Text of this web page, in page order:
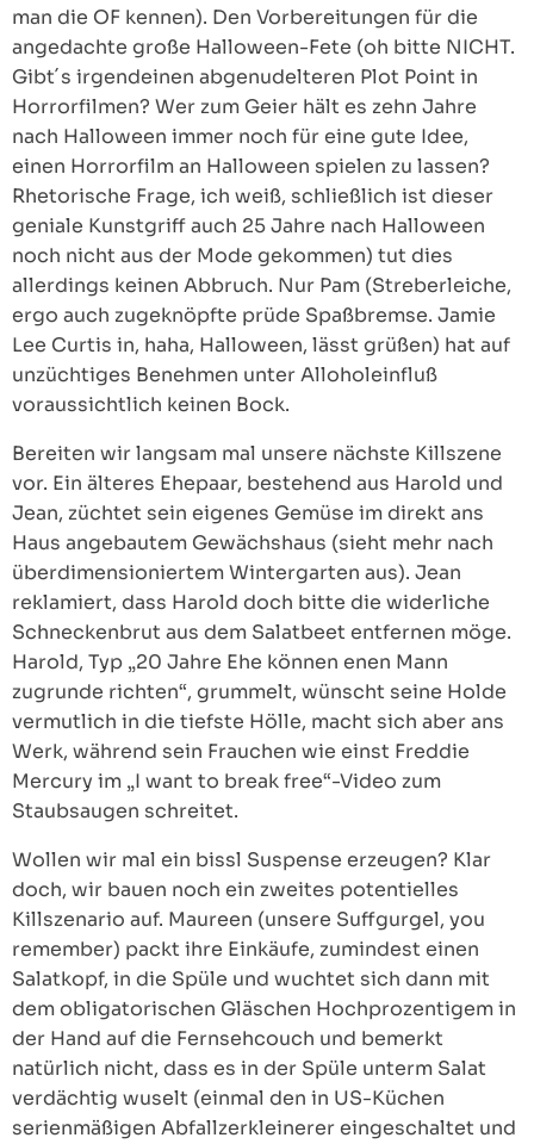
man die OF kennen). Den Vorbereitungen für die
angedachte große Halloween-Fete (oh bitte NICHT.
Gibt´s irgendeinen abgenudelteren Plot Point in
Horrorfilmen? Wer zum Geier hält es zehn Jahre
nach Halloween immer noch für eine gute Idee,
einen Horrorfilm an Halloween spielen zu lassen?
Rhetorische Frage, ich weiß, schließlich ist dieser
geniale Kunstgriff auch 25 Jahre nach Halloween
noch nicht aus der Mode gekommen) tut dies
allerdings keinen Abbruch. Nur Pam (Streberleiche,
ergo auch zugeknöpfte prüde Spaßbremse. Jamie
Lee Curtis in, haha, Halloween, lässt grüßen) hat auf
unzüchtiges Benehmen unter Alloholeinfluß
voraussichtlich keinen Bock.
Bereiten wir langsam mal unsere nächste Killszene
vor. Ein älteres Ehepaar, bestehend aus Harold und
Jean, züchtet sein eigenes Gemüse im direkt ans
Haus angebautem Gewächshaus (sieht mehr nach
überdimensioniertem Wintergarten aus). Jean
reklamiert, dass Harold doch bitte die widerliche
Schneckenbrut aus dem Salatbeet entfernen möge.
Harold, Typ „20 Jahre Ehe können enen Mann
zugrunde richten“, grummelt, wünscht seine Holde
vermutlich in die tiefste Hölle, macht sich aber ans
Werk, während sein Frauchen wie einst Freddie
Mercury im „I want to break free“-Video zum
Staubsaugen schreitet.
Wollen wir mal ein bissl Suspense erzeugen? Klar
doch, wir bauen noch ein zweites potentielles
Killszenario auf. Maureen (unsere Suffgurgel, you
remember) packt ihre Einkäufe, zumindest einen
Salatkopf, in die Spüle und wuchtet sich dann mit
dem obligatorischen Gläschen Hochprozentigem in
der Hand auf die Fernsehcouch und bemerkt
natürlich nicht, dass es in der Spüle unterm Salat
verdächtig wuselt (einmal den in US-Küchen
serienmäßigen Abfallzerkleinerer eingeschaltet und